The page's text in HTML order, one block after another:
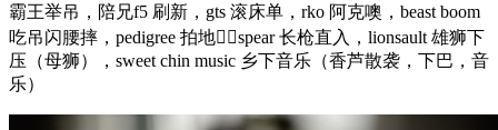
霸王举吊，陪兄f5 刷新，gts 滚床单，rko 阿克噢，beast boom
吃吊闪腰摔，pedigree 拍地，spear 长枪直入，lionsault 雄狮下
压（母狮），sweet chin music 乡下音乐（香芦散袭，下巴，音
乐）